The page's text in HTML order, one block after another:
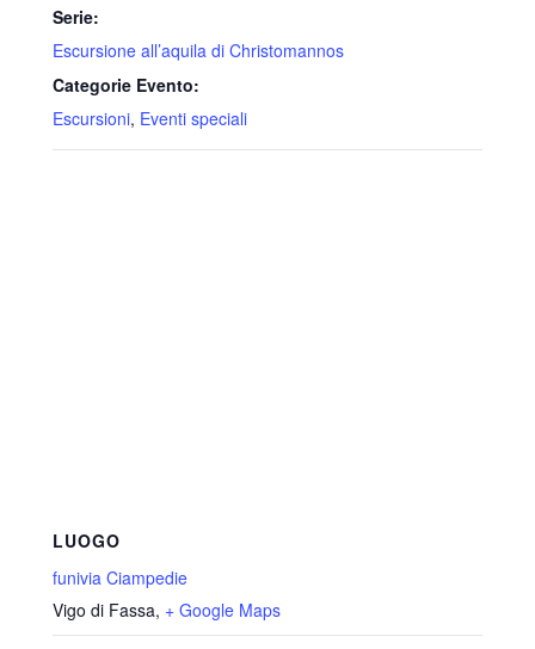
Serie:
Escursione all’aquila di Christomannos
Categorie Evento:
Escursioni, Eventi speciali
LUOGO
funivia Ciampedie
Vigo di Fassa, + Google Maps